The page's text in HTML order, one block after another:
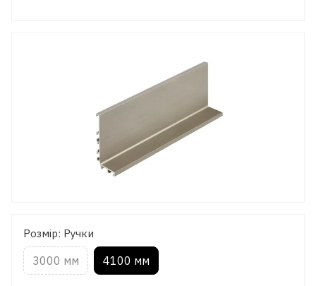
Розмір: Ручки
3000 мм 4100 мм